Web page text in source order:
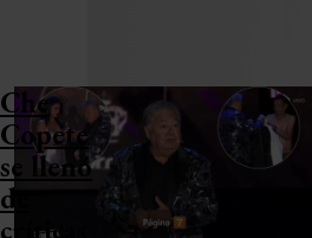
Che
Copete
se llenó
de
críticas